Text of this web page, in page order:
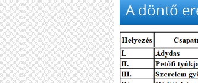
A döntő